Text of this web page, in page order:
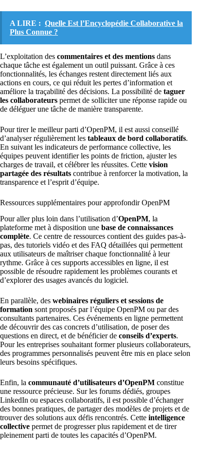
A LIRE : Quelle Est l’Encyclopédie Collaborative la
Plus Connue ?
L’exploitation des commentaires et des mentions dans
chaque tâche est également un outil puissant. Grâce à ces
fonctionnalités, les échanges restent directement liés aux
actions en cours, ce qui réduit les pertes d’information et
améliore la traçabilité des décisions. La possibilité de taguer
les collaborateurs permet de solliciter une réponse rapide ou
de déléguer une tâche de manière transparente.
Pour tirer le meilleur parti d’OpenPM, il est aussi conseillé
d’analyser régulièrement les tableaux de bord collaboratifs.
En suivant les indicateurs de performance collective, les
équipes peuvent identifier les points de friction, ajuster les
charges de travail, et célébrer les réussites. Cette vision
partagée des résultats contribue à renforcer la motivation, la
transparence et l’esprit d’équipe.
Ressources supplémentaires pour approfondir OpenPM
Pour aller plus loin dans l’utilisation d’OpenPM, la
plateforme met à disposition une base de connaissances
complète. Ce centre de ressources contient des guides pas-à-
pas, des tutoriels vidéo et des FAQ détaillées qui permettent
aux utilisateurs de maîtriser chaque fonctionnalité à leur
rythme. Grâce à ces supports accessibles en ligne, il est
possible de résoudre rapidement les problèmes courants et
d’explorer des usages avancés du logiciel.
En parallèle, des webinaires réguliers et sessions de
formation sont proposés par l’équipe OpenPM ou par des
consultants partenaires. Ces événements en ligne permettent
de découvrir des cas concrets d’utilisation, de poser des
questions en direct, et de bénéficier de conseils d’experts.
Pour les entreprises souhaitant former plusieurs collaborateurs,
des programmes personnalisés peuvent être mis en place selon
leurs besoins spécifiques.
Enfin, la communauté d’utilisateurs d’OpenPM constitue
une ressource précieuse. Sur les forums dédiés, groupes
LinkedIn ou espaces collaboratifs, il est possible d’échanger
des bonnes pratiques, de partager des modèles de projets et de
trouver des solutions aux défis rencontrés. Cette intelligence
collective permet de progresser plus rapidement et de tirer
pleinement parti de toutes les capacités d’OpenPM.